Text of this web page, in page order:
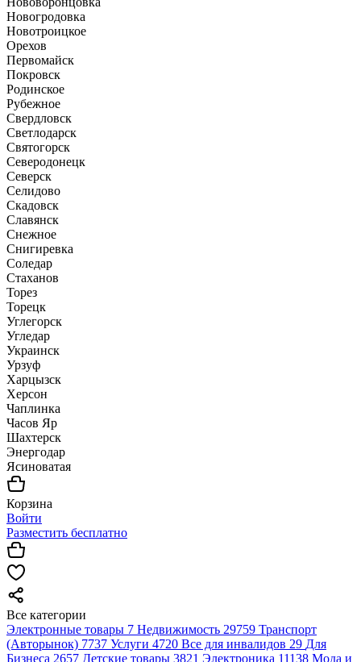
Новогродовка
Новотроицкое
Орехов
Первомайск
Покровск
Родинское
Рубежное
Свердловск
Светлодарск
Святогорск
Северодонецк
Северск
Селидово
Скадовск
Славянск
Снежное
Снигиревка
Соледар
Стаханов
Торез
Торецк
Углегорск
Угледар
Украинск
Урзуф
Харцызск
Херсон
Чаплинка
Часов Яр
Шахтерск
Энергодар
Ясиноватая
Корзина
Войти
Разместить бесплатно
Все категории
Электронные товары 7 Недвижимость 29759 Транспорт
(Авторынок) 7737 Услуги 4720 Все для инвалидов 29 Для
Бизнеса 2657 Детские товары 3821 Электроника 11138 Мода и